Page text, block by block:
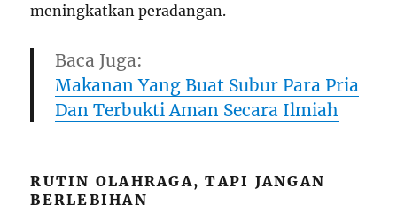
meningkatkan peradangan.
Baca Juga:
Makanan Yang Buat Subur Para Pria
Dan Terbukti Aman Secara Ilmiah
RUTIN OLAHRAGA, TAPI JANGAN
BERLEBIHAN